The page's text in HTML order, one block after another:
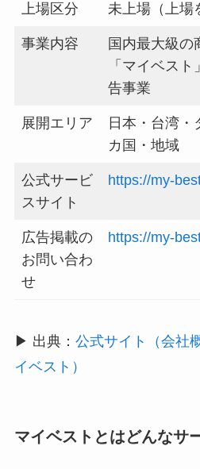
上場区分 未上場（上場
事業内容
国内最大級の
「マイベス
告事業
展開エリア
日本・台湾
カ国・地域
公式サービ
スサイト
https://my-
広告掲載の
お問い合わ
せ
https://my-
▶ 出典： 公式サイト（会社
イベスト）
マイベストとはどんなサ